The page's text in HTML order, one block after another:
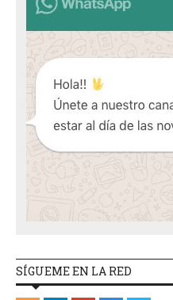
SÍGUEME EN LA RED